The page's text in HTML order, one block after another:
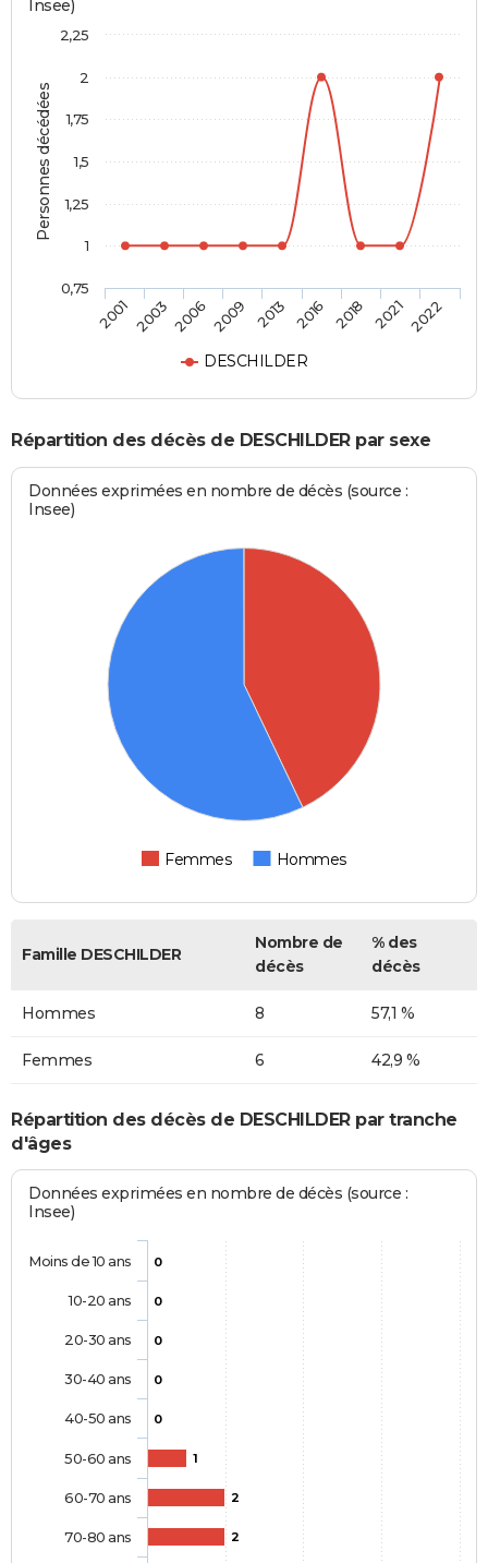
Personnes décédées
Insee)
DESCHILDER
2001 200320062009 2013 2016 2018 20212022
0,75
1
1,25
1,5
1,75
2
2,25
Répartition des décès de DESCHILDER par sexe
Données exprimées en nombre de décès (source :
Insee)
Femmes Hommes
Famille DESCHILDER
Nombre de
décès
% des
décès
Hommes 8 57,1 %
Femmes 6 42,9 %
Répartition des décès de DESCHILDER par tranche
d'âges
Données exprimées en nombre de décès (source :
Insee)
0
0
0
0
0
1
2
2
Moins de 10 ans
10-20 ans
20-30 ans
30-40 ans
40-50 ans
50-60 ans
60-70 ans
70-80 ans